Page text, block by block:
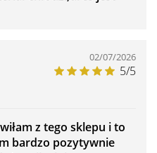
02/07/2026
5/5
z tego sklepu i to
bardzo pozytywnie